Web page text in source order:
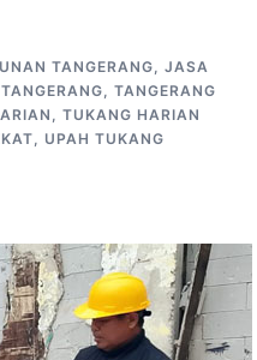
TANGERANG, JASA
TANGERANG, TANGERANG
, TUKANG HARIAN
, UPAH TUKANG